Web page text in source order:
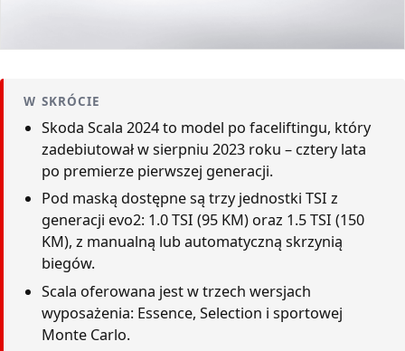
W SKRÓCIE
Skoda Scala 2024 to model po faceliftingu, który
zadebiutował w sierpniu 2023 roku – cztery lata
po premierze pierwszej generacji.
Pod maską dostępne są trzy jednostki TSI z
generacji evo2: 1.0 TSI (95 KM) oraz 1.5 TSI (150
KM), z manualną lub automatyczną skrzynią
biegów.
Scala oferowana jest w trzech wersjach
wyposażenia: Essence, Selection i sportowej
Monte Carlo.